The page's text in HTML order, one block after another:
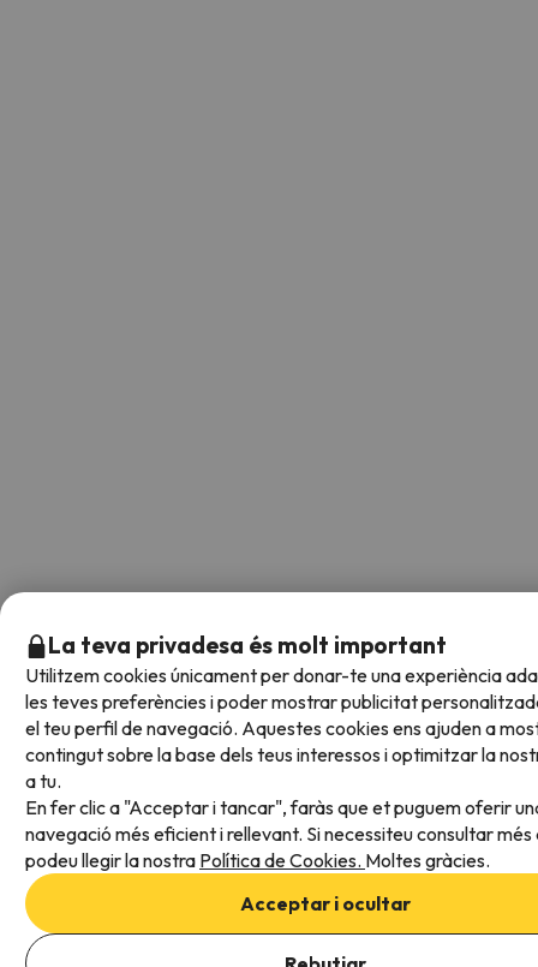
Afegeix les dates per comprovar la disponibilitat
La teva privadesa és molt important
Utilitzem cookies únicament per donar-te una experiència
les teves preferències i poder mostrar publicitat
el teu perfil de navegació. Aquestes cookies ens ajuden a
contingut sobre la base dels teus interessos i optimitzar la
a tu.
En fer clic a "Acceptar i tancar", faràs que et puguem oferir
navegació més eficient i rellevant. Si necessiteu consultar més
podeu llegir la nostra Política de Cookies. Moltes gràcies.
Acceptar i ocultar